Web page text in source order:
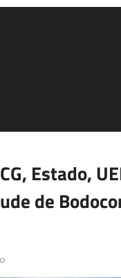
Estado,
de